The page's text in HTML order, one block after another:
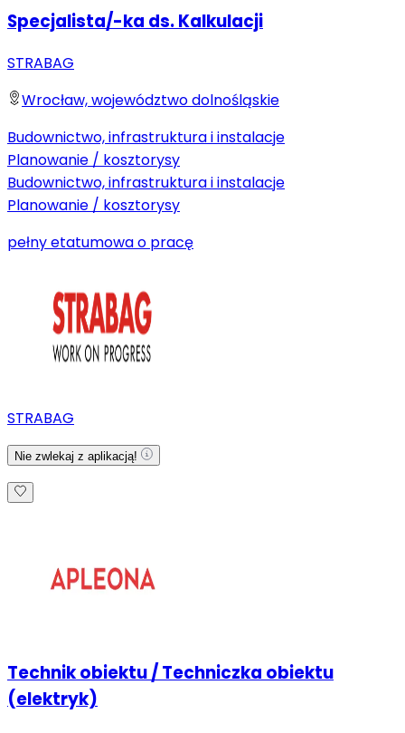
Specjalista/-ka ds. Kalkulacji
STRABAG
Wrocław, województwo dolnośląskie
Budownictwo, infrastruktura i instalacje
Planowanie / kosztorysy
Budownictwo, infrastruktura i instalacje
Planowanie / kosztorysy
pełny etatumowa o pracę
STRABAG
Nie zwlekaj z aplikacją!
Technik obiektu / Techniczka obiektu
(elektryk)